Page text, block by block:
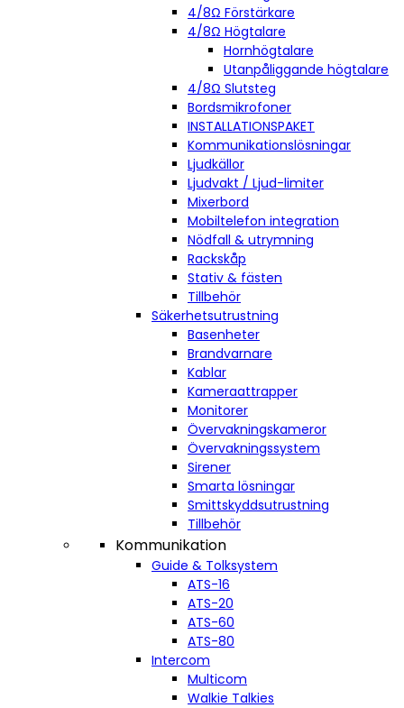
4/8Ω Förstärkare
4/8Ω Högtalare
Hornhögtalare
Utanpåliggande högtalare
4/8Ω Slutsteg
Bordsmikrofoner
INSTALLATIONSPAKET
Kommunikationslösningar
Ljudkällor
Ljudvakt / Ljud-limiter
Mixerbord
Mobiltelefon integration
Nödfall & utrymning
Rackskåp
Stativ & fästen
Tillbehör
Säkerhetsutrustning
Basenheter
Brandvarnare
Kablar
Kameraattrapper
Monitorer
Övervakningskameror
Övervakningssystem
Sirener
Smarta lösningar
Smittskyddsutrustning
Tillbehör
Kommunikation
Guide & Tolksystem
ATS-16
ATS-20
ATS-60
ATS-80
Intercom
Multicom
Walkie Talkies